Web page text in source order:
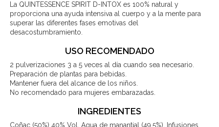
La QUINTESSENCE SPIRIT D-INTOX es 100% natural y
proporciona una ayuda intensiva al cuerpo y a la mente para
superar las diferentes fases emotivas del
desacostumbramiento.
USO RECOMENDADO
2 pulverizaciones 3 a 5 veces al día cuando sea necesario.
Preparación de plantas para bebidas.
Mantener fuera del alcance de los niños.
No recomendado para mujeres embarazadas.
INGREDIENTES
Coñac (50%) 40% Vol, Agua de manantial (49,5%), Infusiones